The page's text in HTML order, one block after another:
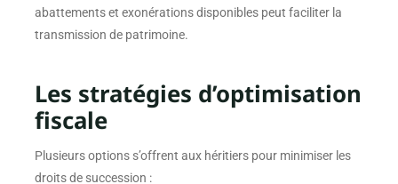
abattements et exonérations disponibles peut faciliter la
transmission de patrimoine.
Les stratégies d’optimisation
fiscale
Plusieurs options s’offrent aux héritiers pour minimiser les
droits de succession :